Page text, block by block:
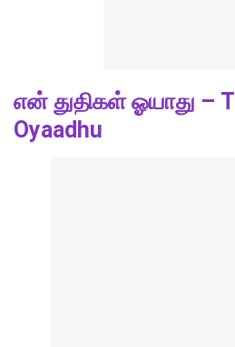
என் துதிகள் ஓயாது –
Oyaadhu